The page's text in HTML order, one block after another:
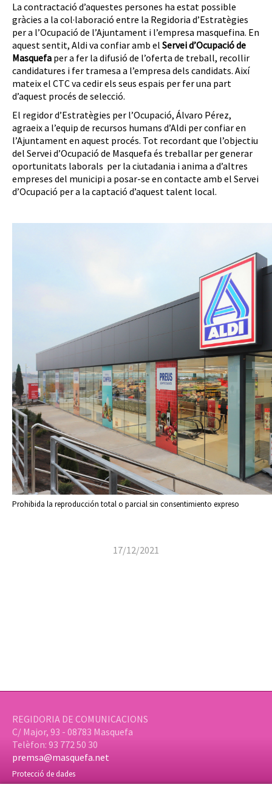
La contractació d’aquestes persones ha estat possible
gràcies a la col·laboració entre la Regidoria d’Estratègies
per a l’Ocupació de l’Ajuntament i l’empresa masquefina. En
aquest sentit, Aldi va confiar amb el Servei d’Ocupació de
Masquefa per a fer la difusió de l’oferta de treball, recollir
candidatures i fer tramesa a l’empresa dels candidats. Així
mateix el CTC va cedir els seus espais per fer una part
d’aquest procés de selecció.
El regidor d’Estratègies per l’Ocupació, Álvaro Pérez,
agraeix a l’equip de recursos humans d’Aldi per confiar en
l’Ajuntament en aquest procés. Tot recordant que l’objectiu
del Servei d’Ocupació de Masquefa és treballar per generar
oportunitats laborals per la ciutadania i anima a d’altres
empreses del municipi a posar-se en contacte amb el Servei
d’Ocupació per a la captació d’aquest talent local.
Prohibida la reproducción total o parcial sin consentimiento expreso
17/12/2021
REGIDORIA DE COMUNICACIONS
C/ Major, 93 - 08783 Masquefa
Telèfon: 93 772 50 30
premsa@masquefa.net
Protecció de dades